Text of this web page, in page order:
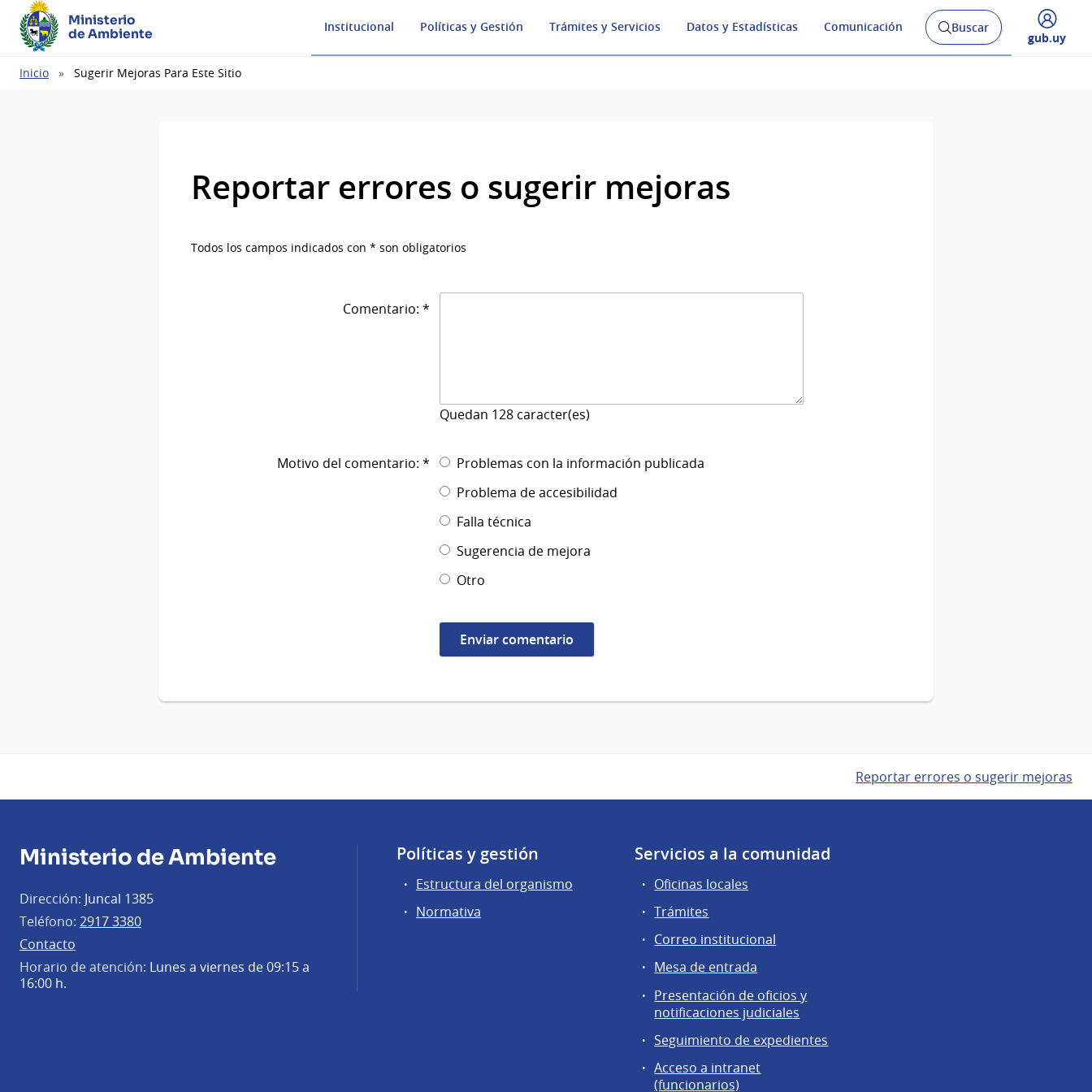
Ministerio
de Ambiente
Institucional Políticas y Gestión Trámites y Servicios Datos y Estadísticas Comunicación
Abrir
buscador
Buscar
Desplegar
gub.uy
Ruta
Inicio Sugerir Mejoras Para Este Sitio
Reportar errores o sugerir mejoras
Todos los campos indicados con * son obligatorios
Comentario: *
Quedan 128 caracter(es)
Motivo del comentario: *
Problemas con la información publicada
Problema de accesibilidad
Falla técnica
Sugerencia de mejora
Otro
Reportar errores o sugerir mejoras
Ministerio de Ambiente
Dirección: Juncal 1385
Teléfono: 2917 3380
Contacto
Horario de atención: Lunes a viernes de 09:15 a
16:00 h.
Políticas y gestión
Estructura del organismo
Normativa
Servicios a la comunidad
Oficinas locales
Trámites
Correo institucional
Mesa de entrada
Presentación de oficios y
notificaciones judiciales
Seguimiento de expedientes
Acceso a intranet
(funcionarios)